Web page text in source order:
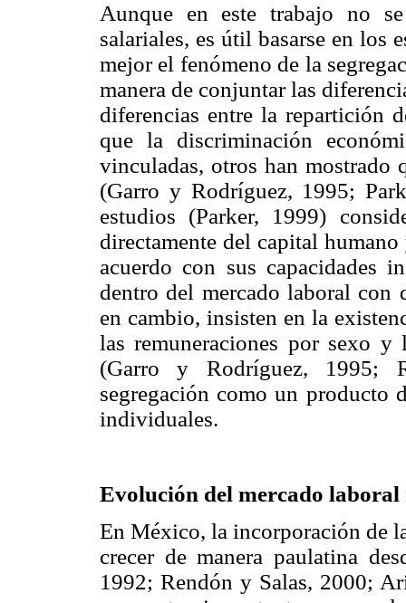
Aunque en este trabajo no
salariales, es útil basarse en los
mejor el fenómeno de la
manera de conjuntar las
diferencias entre la repartición
que la discriminación
vinculadas, otros han mostrado
(Garro y Rodríguez, 1995;
estudios (Parker, 1999)
directamente del capital
acuerdo con sus capacidades
dentro del mercado laboral con
en cambio, insisten en la
las remuneraciones por sexo y
(Garro y Rodríguez, 1995;
segregación como un producto
individuales.
Evolución del mercado laboral
En México, la incorporación de
crecer de manera paulatina
1992; Rendón y Salas, 2000;